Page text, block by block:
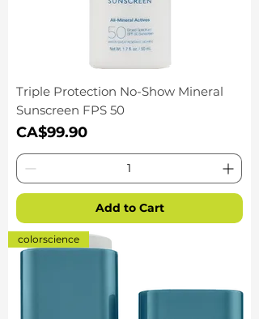
Triple Protection No-Show Mineral
Sunscreen FPS 50
Price
CA$99.90
Add to Cart
colorscience